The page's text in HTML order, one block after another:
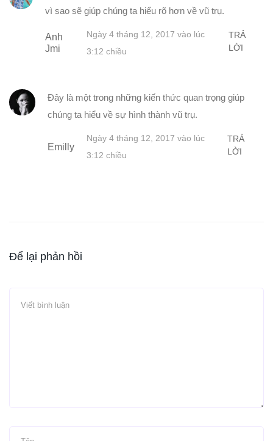
vì sao sẽ giúp chúng ta hiểu rõ hơn về vũ trụ.
Anh
Jmi
Ngày 4 tháng 12, 2017 vào lúc
3:12 chiều
TRẢ
LỜI
Đây là một trong những kiến thức quan trọng giúp
chúng ta hiểu về sự hình thành vũ trụ.
Emilly
Ngày 4 tháng 12, 2017 vào lúc
3:12 chiều
TRẢ
LỜI
Để lại phản hồi